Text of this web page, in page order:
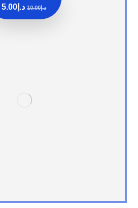
د.إ10.00 د.إ 5.00